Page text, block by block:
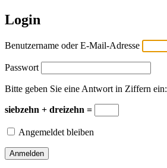
Login
Benutzername oder E-Mail-Adresse
Passwort
Bitte geben Sie eine Antwort in Ziffern ein:
siebzehn + dreizehn =
Angemeldet bleiben